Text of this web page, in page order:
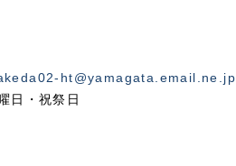
ht@yamagata.email.ne.jp
日・祝祭日